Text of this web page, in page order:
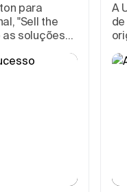
para
"Sell the
as soluções
e os
A